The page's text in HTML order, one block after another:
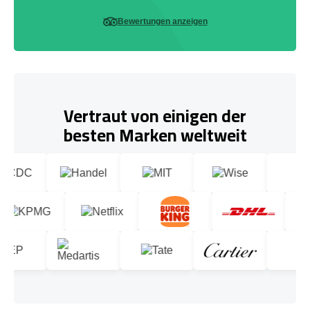
Bewertungen anzeigen
Vertraut von einigen der
besten Marken weltweit